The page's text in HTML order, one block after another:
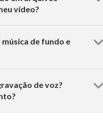
vídeo?
de fundo e
de voz?